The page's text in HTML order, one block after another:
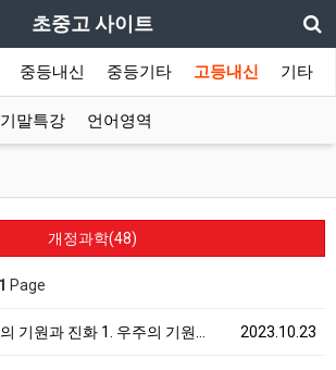
초중고 사이트
중등내신 중등기타 고등내신 기타
말특강 언어영역
개정과학(48)
1 Page
2023.10.23
기원과 진화 1. 우주의 기원…